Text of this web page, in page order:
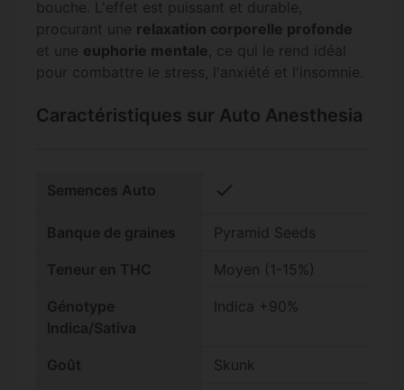
bouche. L'effet est puissant et durable,
procurant une relaxation corporelle profonde
et une euphorie mentale, ce qui le rend idéal
pour combattre le stress, l'anxiété et l'insomnie.
Caractéristiques sur Auto Anesthesia
Semences Auto check
Banque de graines Pyramid Seeds
Teneur en THC Moyen (1-15%)
Génotype
Indica/Sativa
Indica +90%
Goût Skunk